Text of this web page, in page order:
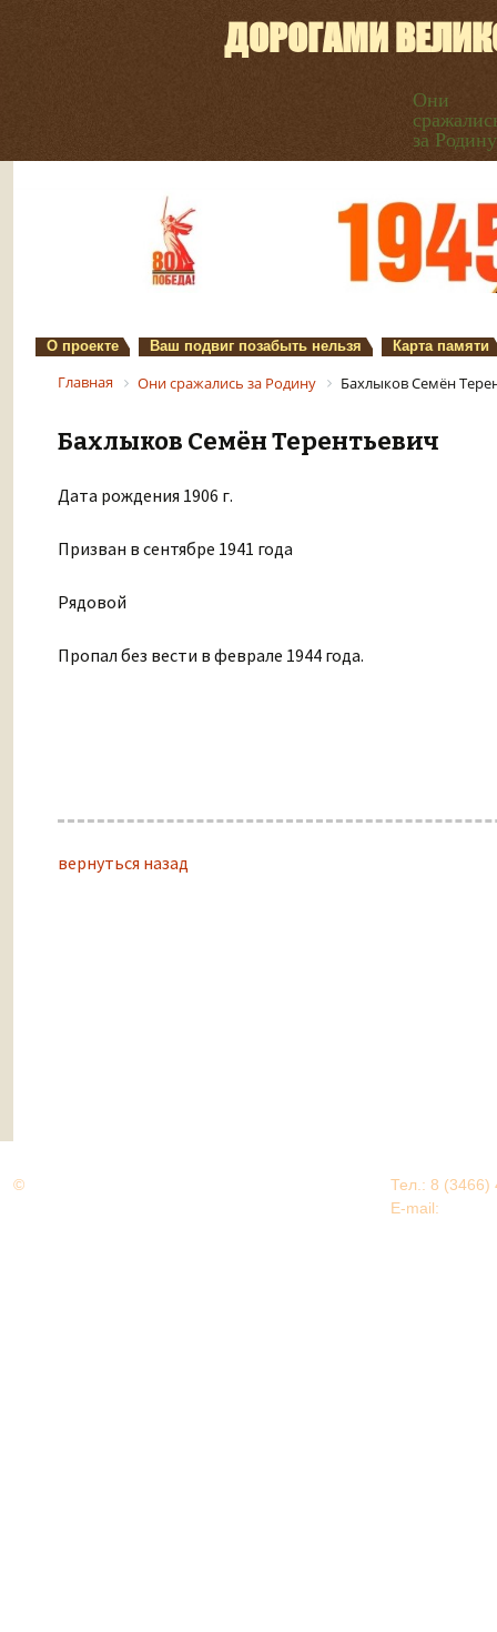
ДОРОГАМИ
Они
за Родину
О проекте Ваш подвиг позабыть нельзя Карта памяти
Главная Они сражались за Родину Бахлыков Семён
Бахлыков Семён Терентьевич
Дата рождения 1906 г.
Призван в сентябре 1941 года
Рядовой
Пропал без вести в феврале 1944 года.
вернуться назад
©
Тел.: 8 (3466)
E-mail: